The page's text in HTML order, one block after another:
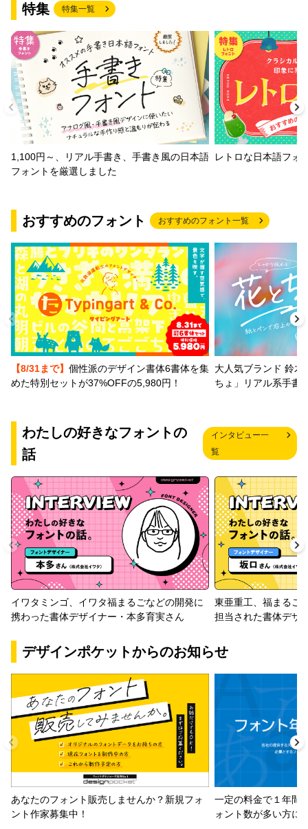
特集 特集一覧
1,100円～、リアル手書き、手書き風の日本語
フォントを厳選しました
レトロな日本語フォ
おすすめのフォント おすすめのフォント一覧
【8/31まで】 個性派のデザイン書体6書体を集
めた特別セットが37%OFFの5,980円！
大人気ブランド 鈴木
ちょ」リアル系手書
わたしの好きなフォントの
話
インタビュー一
覧
イワタミンゴ、イワタ福まるごなどの開発に
携わった書体デザイナー・本多育実さん
東亜重工、福まるご
担当された書体デザ
デザインポケットからのお知らせ
あなたのフォント販売しませんか？新規フォ
ント作家募集中！
一定の料金で１年間
ォント数が多い方に